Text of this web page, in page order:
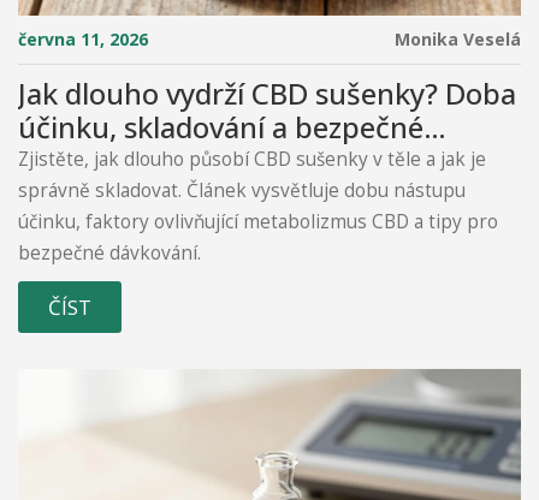
června 11, 2026 Monika Veselá
Jak dlouho vydrží CBD sušenky? Doba
účinku, skladování a bezpečné
dávkování
Zjistěte, jak dlouho působí CBD sušenky v těle a jak je
správně skladovat. Článek vysvětluje dobu nástupu
účinku, faktory ovlivňující metabolizmus CBD a tipy pro
bezpečné dávkování.
ČÍST